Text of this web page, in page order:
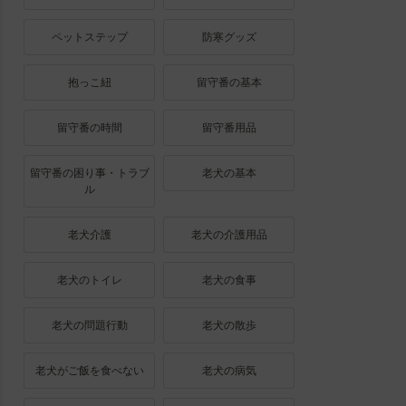
ペットステップ 防寒グッズ
抱っこ紐 留守番の基本
留守番の時間 留守番用品
留守番の困り事・トラブ
ル
老犬の基本
老犬介護 老犬の介護用品
老犬のトイレ 老犬の食事
老犬の問題行動 老犬の散歩
老犬がご飯を食べない 老犬の病気